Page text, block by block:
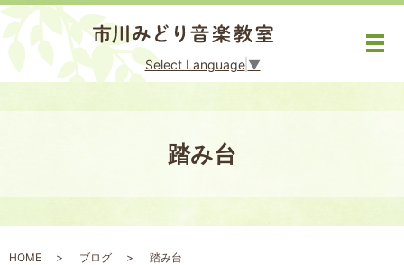
Select Language ▼
メ
踏み台
HOME ブログ 踏み台